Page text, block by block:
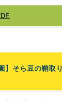
】そら豆の鞘取り